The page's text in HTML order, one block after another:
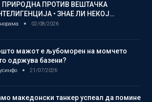
ПРИРОДНА ПРОТИВ ВЕШТАЧКА
• ЗНАЕ ЛИ НЕКОЈ…
02/08/2026
мажот е љубоморен на момчето
одржува базени?
21/07/2026
македонски танкер успеал да помине